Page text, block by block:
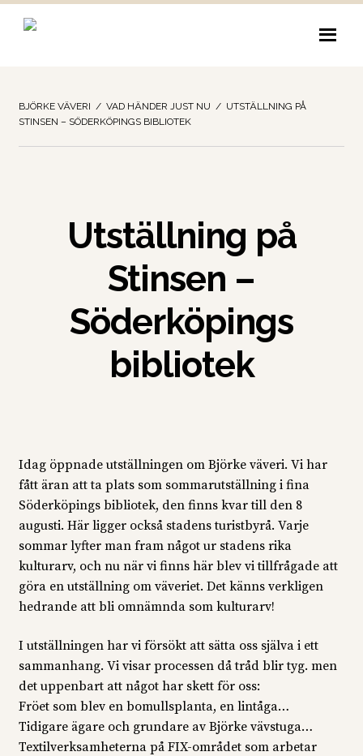
Hoppa
Hoppa
BJÖRKE VÄVERI / VAD HÄNDER JUST NU / UTSTÄLLNING PÅ
STINSEN – SÖDERKÖPINGS BIBLIOTEK
Utställning på
Stinsen –
Söderköpings
bibliotek
Idag öppnade utställningen om Björke väveri. Vi har
fått äran att ta plats som sommarutställning i fina
Söderköpings bibliotek, den finns kvar till den 8
augusti. Här ligger också stadens turistbyrå. Varje
sommar lyfter man fram något ur stadens rika
kulturarv, och nu när vi finns här blev vi tillfrågade att
göra en utställning om väveriet. Det känns verkligen
hedrande att bli omnämnda som kulturarv!
I utställningen har vi försökt att sätta oss själva i ett
sammanhang. Vi visar processen då tråd blir tyg. men
det uppenbart att något har skett för oss:
Fröet som blev en bomullsplanta, en lintåga…
Tidigare ägare och grundare av Björke vävstuga…
Textilverksamheterna på FIX-området som arbetar